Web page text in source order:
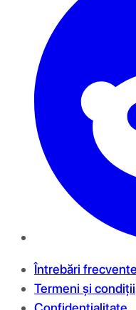
Întrebări frecvente
Termeni și condiții